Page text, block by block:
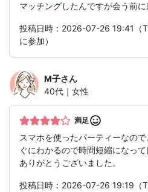
マッチングしたんですが会う前
投稿日時：2026-07-26 19:41（
に参加）
M子さん
40代｜女性
満足
スマホを使ったパーティーなの
ぐにわかるので時間短縮になっ
ありがとうございました。
投稿日時：2026-07-26 19:19（